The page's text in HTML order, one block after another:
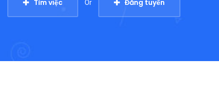
Tìm việc Or Đăng tuyển